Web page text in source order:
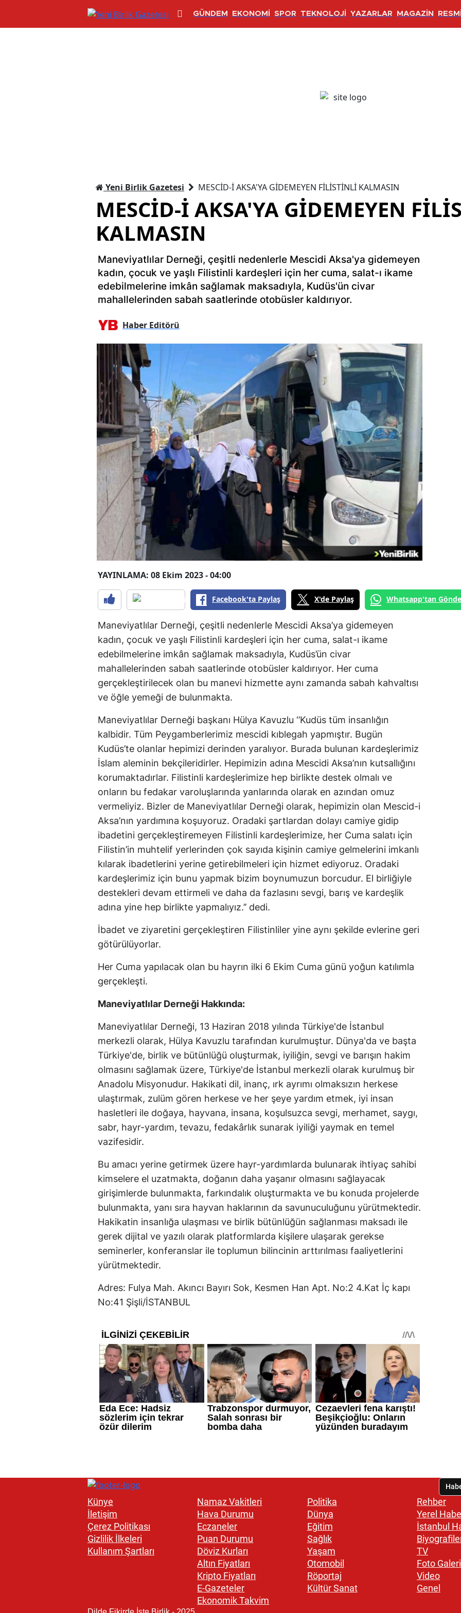
GÜNDEM EKONOMİ SPOR TEKNOLOJİ YAZARLAR MAGAZİN
Yeni Birlik Gazetesi ​MESCİD-İ AKSA'YA GİDEMEYEN FİLİSTİNLİ KALMASIN
​MESCİD-İ AKSA'YA GİDEMEYEN
KALMASIN
Maneviyatlılar Derneği, çeşitli nedenlerle Mescidi Aksa'ya gidemeyen
kadın, çocuk ve yaşlı Filistinli kardeşleri için her cuma, salat-ı ikame
edebilmelerine imkân sağlamak maksadıyla, Kudüs'ün civar
mahallelerinden sabah saatlerinde otobüsler kaldırıyor.
Haber Editörü
YAYINLAMA: 08 Ekim 2023 - 04:00
Facebook'ta Paylaş X'de Paylaş Whatsapp'tan
Maneviyatlılar Derneği, çeşitli nedenlerle Mescidi Aksa’ya gidemeyen
kadın, çocuk ve yaşlı Filistinli kardeşleri için her cuma, salat-ı ikame
edebilmelerine imkân sağlamak maksadıyla, Kudüs’ün civar
mahallelerinden sabah saatlerinde otobüsler kaldırıyor. Her cuma
gerçekleştirilecek olan bu manevi hizmette aynı zamanda sabah kahvaltısı
ve öğle yemeği de bulunmakta.
Maneviyatlılar Derneği başkanı Hülya Kavuzlu ‘’Kudüs tüm insanlığın
kalbidir. Tüm Peygamberlerimiz mescidi kıblegah yapmıştır. Bugün
Kudüs’te olanlar hepimizi derinden yaralıyor. Burada bulunan kardeşlerimiz
İslam aleminin bekçileridirler. Hepimizin adına Mescidi Aksa’nın kutsallığını
korumaktadırlar. Filistinli kardeşlerimize hep birlikte destek olmalı ve
onların bu fedakar varoluşlarında yanlarında olarak en azından omuz
vermeliyiz. Bizler de Maneviyatlılar Derneği olarak, hepimizin olan Mescid-i
Aksa’nın yardımına koşuyoruz. Oradaki şartlardan dolayı camiye gidip
ibadetini gerçekleştiremeyen Filistinli kardeşlerimize, her Cuma salatı için
Filistin’in muhtelif yerlerinden çok sayıda kişinin camiye gelmelerini imkanlı
kılarak ibadetlerini yerine getirebilmeleri için hizmet ediyoruz. Oradaki
kardeşlerimiz için bunu yapmak bizim boynumuzun borcudur. El birliğiyle
destekleri devam ettirmeli ve daha da fazlasını sevgi, barış ve kardeşlik
adına yine hep birlikte yapmalıyız.’’ dedi.
İbadet ve ziyaretini gerçekleştiren Filistinliler yine aynı şekilde evlerine geri
götürülüyorlar.
Her Cuma yapılacak olan bu hayrın ilki 6 Ekim Cuma günü yoğun katılımla
gerçekleşti.
Maneviyatlılar Derneği Hakkında:
Maneviyatlılar Derneği, 13 Haziran 2018 yılında Türkiye'de İstanbul
merkezli olarak, Hülya Kavuzlu tarafından kurulmuştur. Dünya'da ve başta
Türkiye'de, birlik ve bütünlüğü oluşturmak, iyiliğin, sevgi ve barışın hakim
olmasını sağlamak üzere, Türkiye'de İstanbul merkezli olarak kurulmuş bir
Anadolu Misyonudur. Hakikati dil, inanç, ırk ayrımı olmaksızın herkese
ulaştırmak, zulüm gören herkese ve her şeye yardım etmek, iyi insan
hasletleri ile doğaya, hayvana, insana, koşulsuzca sevgi, merhamet, saygı,
sabr, hayr-yardım, tevazu, fedakârlık sunarak iyiliği yaymak en temel
vazifesidir.
Bu amacı yerine getirmek üzere hayr-yardımlarda bulunarak ihtiyaç sahibi
kimselere el uzatmakta, doğanın daha yaşanır olmasını sağlayacak
girişimlerde bulunmakta, farkındalık oluşturmakta ve bu konuda projelerde
bulunmakta, yanı sıra hayvan haklarının da savunuculuğunu yürütmektedir.
Hakikatin insanlığa ulaşması ve birlik bütünlüğün sağlanması maksadı ile
gerek dijital ve yazılı olarak platformlarda kişilere ulaşarak gerekse
seminerler, konferanslar ile toplumun bilincinin arttırılması faaliyetlerini
yürütmektedir.
Adres: Fulya Mah. Akıncı Bayırı Sok, Kesmen Han Apt. No:2 4.Kat İç kapı
No:41 Şişli/İSTANBUL
Künye
İletişim
Çerez Politikası
Gizlilik İlkeleri
Kullanım Şartları
Namaz Vakitleri
Hava Durumu
Eczaneler
Puan Durumu
Döviz Kurları
Altın Fiyatları
Kripto Fiyatları
E-Gazeteler
Ekonomik Takvim
Politika
Dünya
Eğitim
Sağlık
Yaşam
Otomobil
Röportaj
Kültür Sanat
Rehber
Yerel
İstanbul
TV
Foto Galeri
Video
Genel